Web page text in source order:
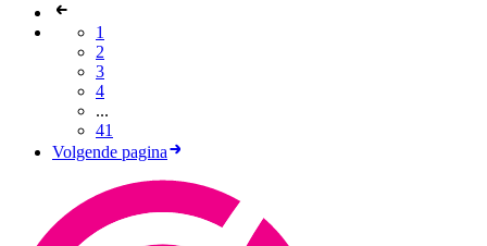
1
2
3
4
...
41
Volgende pagina